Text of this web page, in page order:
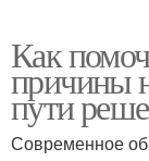
Как
причины
пути
Современное